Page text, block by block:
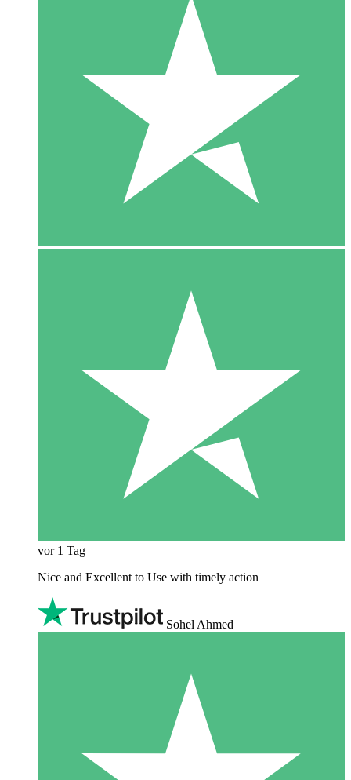
vor 1 Tag
Nice and Excellent to Use with timely action
Sohel Ahmed